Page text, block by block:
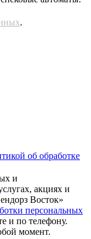
.
об обработке
и
акциях и
Восток»
персональных
и по телефону.
момент.